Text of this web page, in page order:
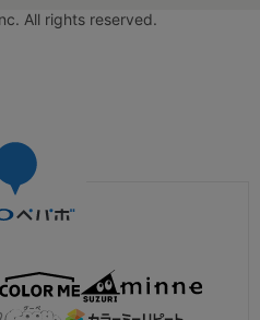
All rights reserved.